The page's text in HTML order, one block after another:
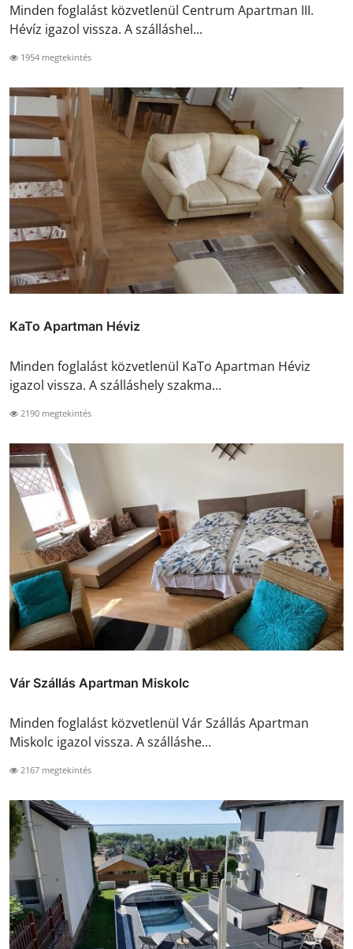
Minden foglalást közvetlenül Centrum Apartman III.
Hévíz igazol vissza. A szálláshel...
1954 megtekintés
KaTo Apartman Héviz
Minden foglalást közvetlenül KaTo Apartman Héviz
igazol vissza. A szálláshely szakma...
2190 megtekintés
Vár Szállás Apartman Miskolc
Minden foglalást közvetlenül Vár Szállás Apartman
Miskolc igazol vissza. A szálláshe...
2167 megtekintés